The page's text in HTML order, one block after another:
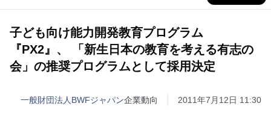
子ども向け能力開発教育プログラム
『PX2』、 「新生日本の教育を考える有志の
会」の推奨プログラムとして採用決定
一般財団法人BWFジャパン企業動向 2011年7月12日 11:30